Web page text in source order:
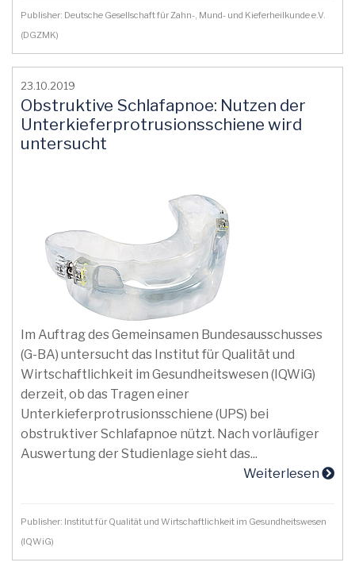
Publisher: Deutsche Gesellschaft für Zahn-, Mund- und Kieferheilkunde e.V.
(DGZMK)
23.10.2019
Obstruktive Schlafapnoe: Nutzen der
Unterkieferprotrusionsschiene wird
untersucht
Im Auftrag des Gemeinsamen Bundesausschusses
(G-BA) untersucht das Institut für Qualität und
Wirtschaftlichkeit im Gesundheitswesen (IQWiG)
derzeit, ob das Tragen einer
Unterkieferprotrusionsschiene (UPS) bei
obstruktiver Schlafapnoe nützt. Nach vorläufiger
Auswertung der Studienlage sieht das...
Weiterlesen
Publisher: Institut für Qualität und Wirtschaftlichkeit im Gesundheitswesen
(IQWiG)